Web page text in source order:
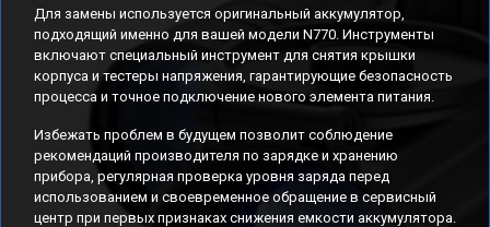
Для замены используется оригинальный аккумулятор,
подходящий именно для вашей модели N770. Инструменты
включают специальный инструмент для снятия крышки
корпуса и тестеры напряжения, гарантирующие безопасность
процесса и точное подключение нового элемента питания.
Избежать проблем в будущем позволит соблюдение
рекомендаций производителя по зарядке и хранению
прибора, регулярная проверка уровня заряда перед
использованием и своевременное обращение в сервисный
центр при первых признаках снижения емкости аккумулятора.